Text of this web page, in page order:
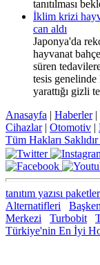
tanıtılması
İklim krizi
can aldı
Japonya'da
hayvanat
süren
tesis genelinde
yarattığı gizli
Anasayfa | Haberler|
Cihazlar| Otomotiv |
Tüm Hakları
tanıtım yazısı
Alternatifleri
Merkezi
Turbobit
Türkiye'nin En İyi